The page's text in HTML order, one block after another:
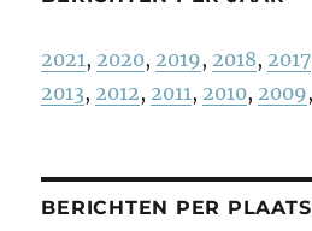
2021, 2020, 2019, 2018, 2017
2013, 2012, 2011, 2010, 2009,
BERICHTEN PER PLAATS